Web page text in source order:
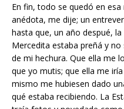
En fin, todo se quedó en
anédota, me dije; un
hasta que, un año despué,
Mercedita estaba preñá y
de mi hechura. Que ella me
que yo mutis; que ella me
mismo me hubiesen dado
qué estaba recibiendo. La